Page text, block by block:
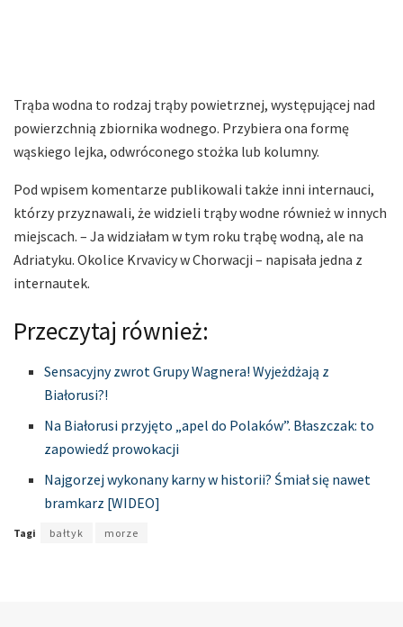
Trąba wodna to rodzaj trąby powietrznej, występującej nad
powierzchnią zbiornika wodnego. Przybiera ona formę
wąskiego lejka, odwróconego stożka lub kolumny.
Pod wpisem komentarze publikowali także inni internauci,
którzy przyznawali, że widzieli trąby wodne również w innych
miejscach. – Ja widziałam w tym roku trąbę wodną, ale na
Adriatyku. Okolice Krvavicy w Chorwacji – napisała jedna z
internautek.
Przeczytaj również:
Sensacyjny zwrot Grupy Wagnera! Wyjeżdżają z
Białorusi?!
Na Białorusi przyjęto „apel do Polaków”. Błaszczak: to
zapowiedź prowokacji
Najgorzej wykonany karny w historii? Śmiał się nawet
bramkarz [WIDEO]
Tagi bałtyk morze